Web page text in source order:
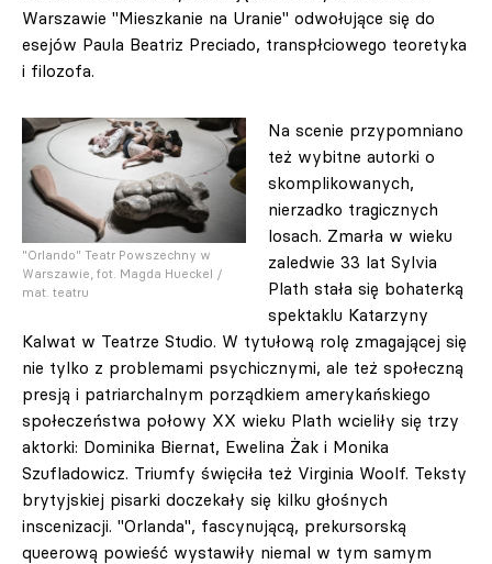
Warszawie "Mieszkanie na Uranie" odwołujące się do
esejów Paula Beatriz Preciado, transpłciowego teoretyka
i filozofa.
"Orlando" Teatr Powszechny w
Warszawie, fot. Magda Hueckel /
mat. teatru
Na scenie przypomniano
też wybitne autorki o
skomplikowanych,
nierzadko tragicznych
losach. Zmarła w wieku
zaledwie 33 lat Sylvia
Plath stała się bohaterką
spektaklu Katarzyny
Kalwat w Teatrze Studio. W tytułową rolę zmagającej się
nie tylko z problemami psychicznymi, ale też społeczną
presją i patriarchalnym porządkiem amerykańskiego
społeczeństwa połowy XX wieku Plath wcieliły się trzy
aktorki: Dominika Biernat, Ewelina Żak i Monika
Szufladowicz. Triumfy święciła też Virginia Woolf. Teksty
brytyjskiej pisarki doczekały się kilku głośnych
inscenizacji. "Orlanda", fascynującą, prekursorską
queerową powieść wystawiły niemal w tym samym